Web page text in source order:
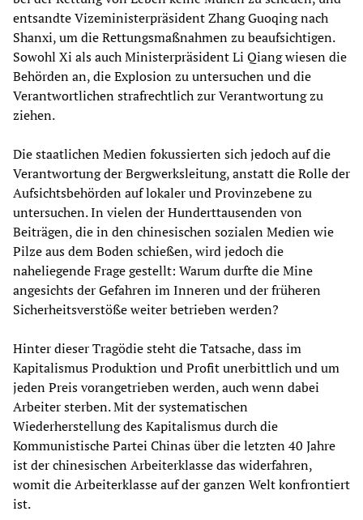
entsandte Vizeministerpräsident Zhang Guoqing nach
Shanxi, um die Rettungsmaßnahmen zu beaufsichtigen.
Sowohl Xi als auch Ministerpräsident Li Qiang wiesen die
Behörden an, die Explosion zu untersuchen und die
Verantwortlichen strafrechtlich zur Verantwortung zu
ziehen.
Die staatlichen Medien fokussierten sich jedoch auf die
Verantwortung der Bergwerksleitung, anstatt die Rolle der
Aufsichtsbehörden auf lokaler und Provinzebene zu
untersuchen. In vielen der Hunderttausenden von
Beiträgen, die in den chinesischen sozialen Medien wie
Pilze aus dem Boden schießen, wird jedoch die
naheliegende Frage gestellt: Warum durfte die Mine
angesichts der Gefahren im Inneren und der früheren
Sicherheitsverstöße weiter betrieben werden?
Hinter dieser Tragödie steht die Tatsache, dass im
Kapitalismus Produktion und Profit unerbittlich und um
jeden Preis vorangetrieben werden, auch wenn dabei
Arbeiter sterben. Mit der systematischen
Wiederherstellung des Kapitalismus durch die
Kommunistische Partei Chinas über die letzten 40 Jahre
ist der chinesischen Arbeiterklasse das widerfahren,
womit die Arbeiterklasse auf der ganzen Welt konfrontiert
ist.